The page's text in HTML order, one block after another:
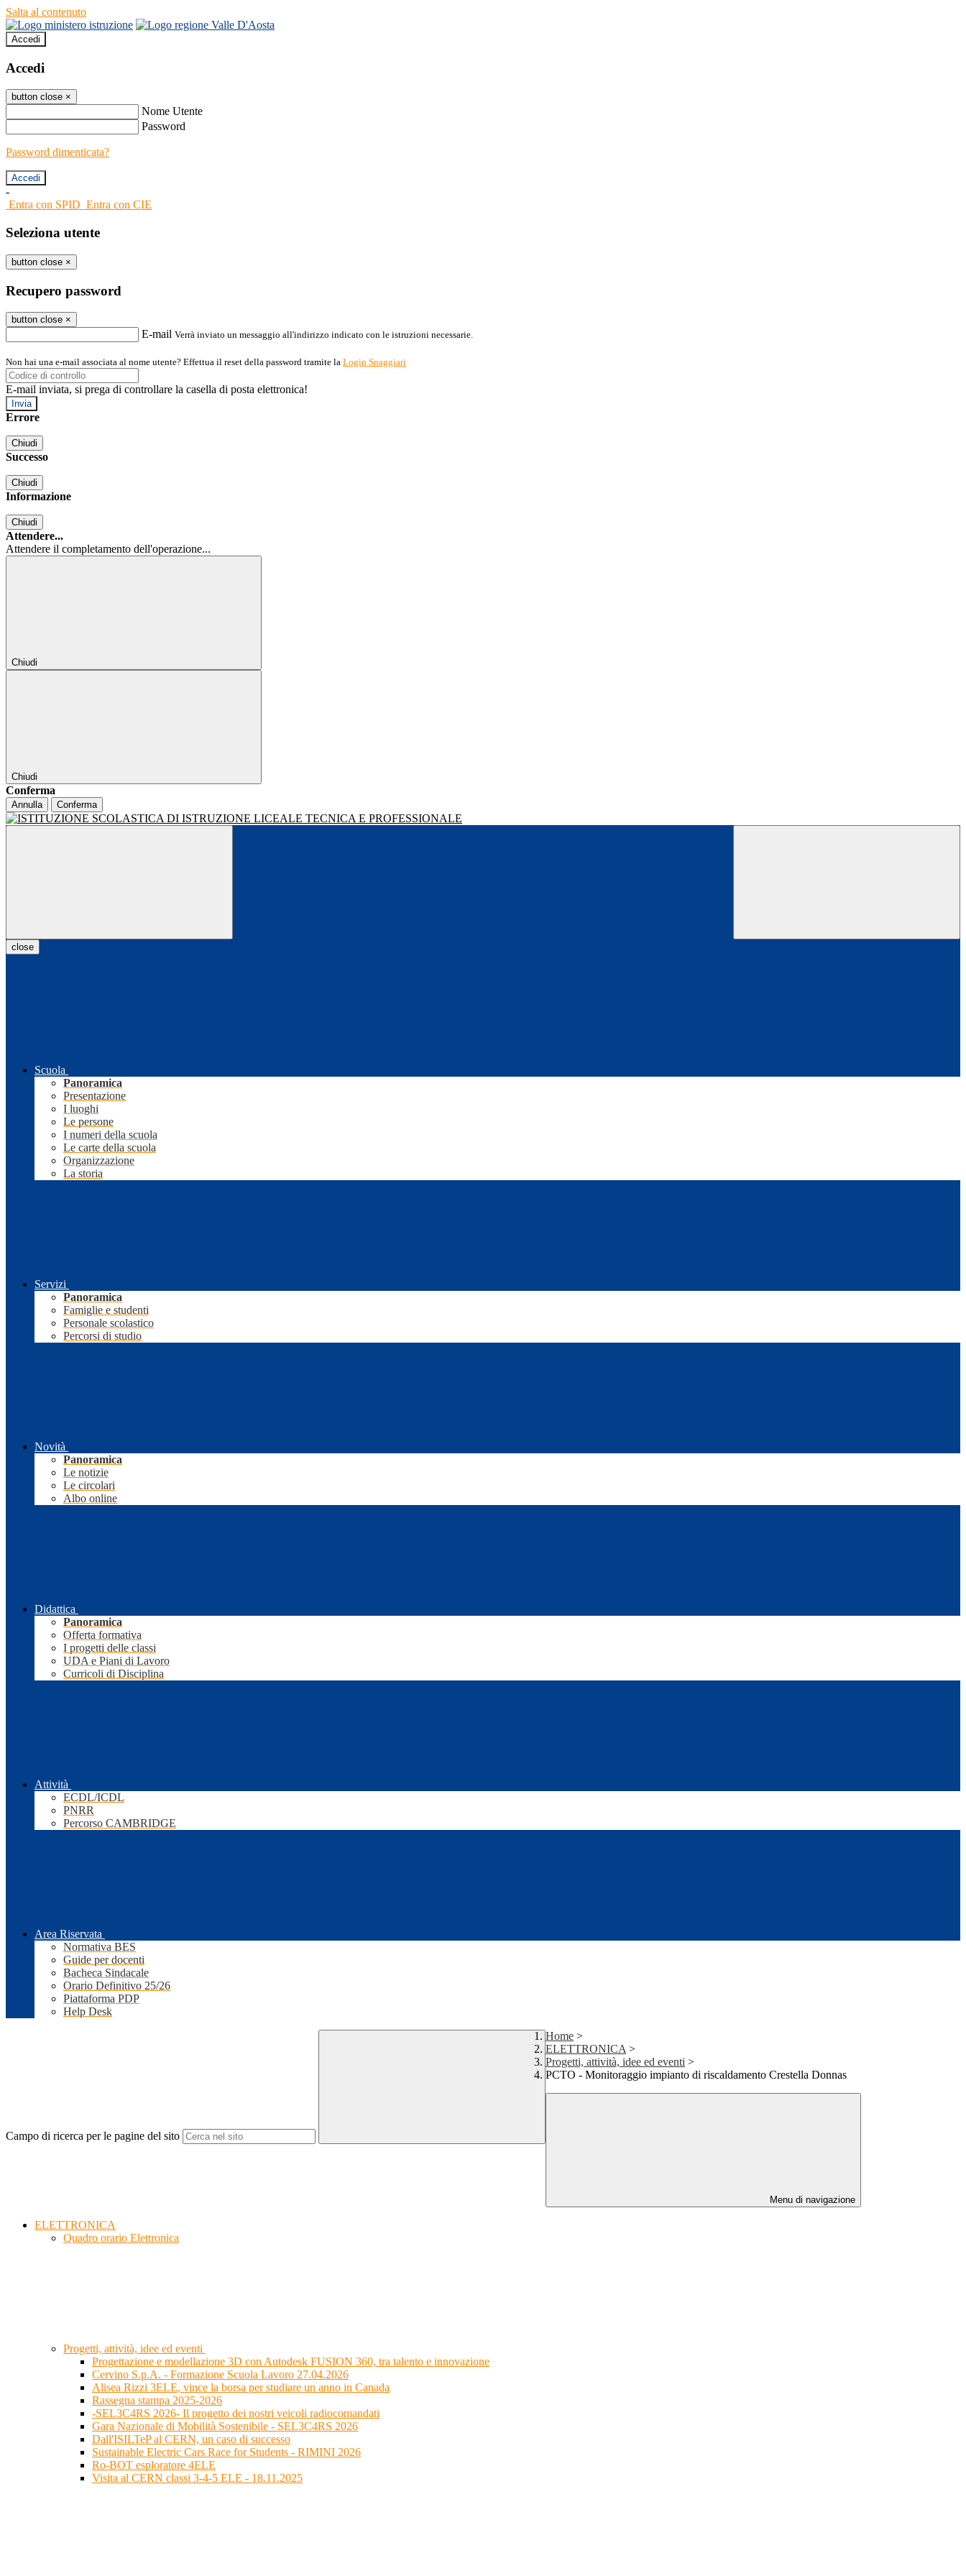
Salta al contenuto
Accedi
Accedi
button close ×
Nome Utente
Password
Password dimenticata?
-
Entra con SPID Entra con CIE
Seleziona utente
button close ×
Recupero password
button close ×
E-mail Verrà inviato un messaggio all'indirizzo indicato con le istruzioni necessarie.
Non hai una e-mail associata al nome utente? Effettua il reset della password tramite la Login Spaggiari
E-mail inviata, si prega di controllare la casella di posta elettronica!
Errore
Chiudi
Successo
Chiudi
Informazione
Chiudi
Attendere...
Attendere il completamento dell'operazione...
Chiudi
Chiudi
Conferma
Annulla Conferma
close
Scuola
Panoramica
Presentazione
I luoghi
Le persone
I numeri della scuola
Le carte della scuola
Organizzazione
La storia
Servizi
Panoramica
Famiglie e studenti
Personale scolastico
Percorsi di studio
Novità
Panoramica
Le notizie
Le circolari
Albo online
Didattica
Panoramica
Offerta formativa
I progetti delle classi
UDA e Piani di Lavoro
Curricoli di Disciplina
Attività
ECDL/ICDL
PNRR
Percorso CAMBRIDGE
Area Riservata
Normativa BES
Guide per docenti
Bacheca Sindacale
Orario Definitivo 25/26
Piattaforma PDP
Help Desk
Campo di ricerca per le pagine del sito
Home >
ELETTRONICA >
Progetti, attività, idee ed eventi >
PCTO - Monitoraggio impianto di riscaldamento Crestella Donnas
Menu di navigazione
ELETTRONICA
Quadro orario Elettronica
Progetti, attività, idee ed eventi
Progettazione e modellazione 3D con Autodesk FUSION 360, tra talento e innovazione
Cervino S.p.A. - Formazione Scuola Lavoro 27.04.2026
Alisea Rizzi 3ELE, vince la borsa per studiare un anno in Canada
Rassegna stampa 2025-2026
-SEL3C4RS 2026- Il progetto dei nostri veicoli radiocomandati
Gara Nazionale di Mobilità Sostenibile - SEL3C4RS 2026
Dall'ISILTeP al CERN, un caso di successo
Sustainable Electric Cars Race for Students - RIMINI 2026
Ro-BOT esploratore 4ELE
Visita al CERN classi 3-4-5 ELE - 18.11.2025